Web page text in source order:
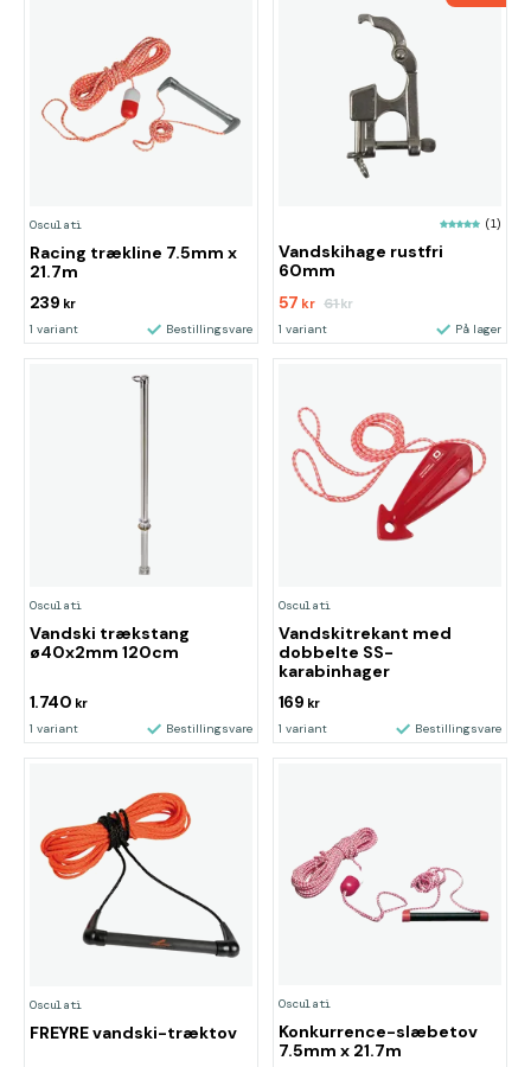
Osculati
Racing trækline 7.5mm x
21.7m
239 kr
1 variant Bestillingsvare
(1)
Vandskihage rustfri
60mm
57 kr 61kr
1 variant På lager
Osculati
Vandski trækstang
ø40x2mm 120cm
1.740 kr
1 variant Bestillingsvare
Osculati
Vandskitrekant med
dobbelte SS-
karabinhager
169 kr
1 variant Bestillingsvare
Osculati
FREYRE vandski-træktov
Osculati
Konkurrence-slæbetov
7.5mm x 21.7m